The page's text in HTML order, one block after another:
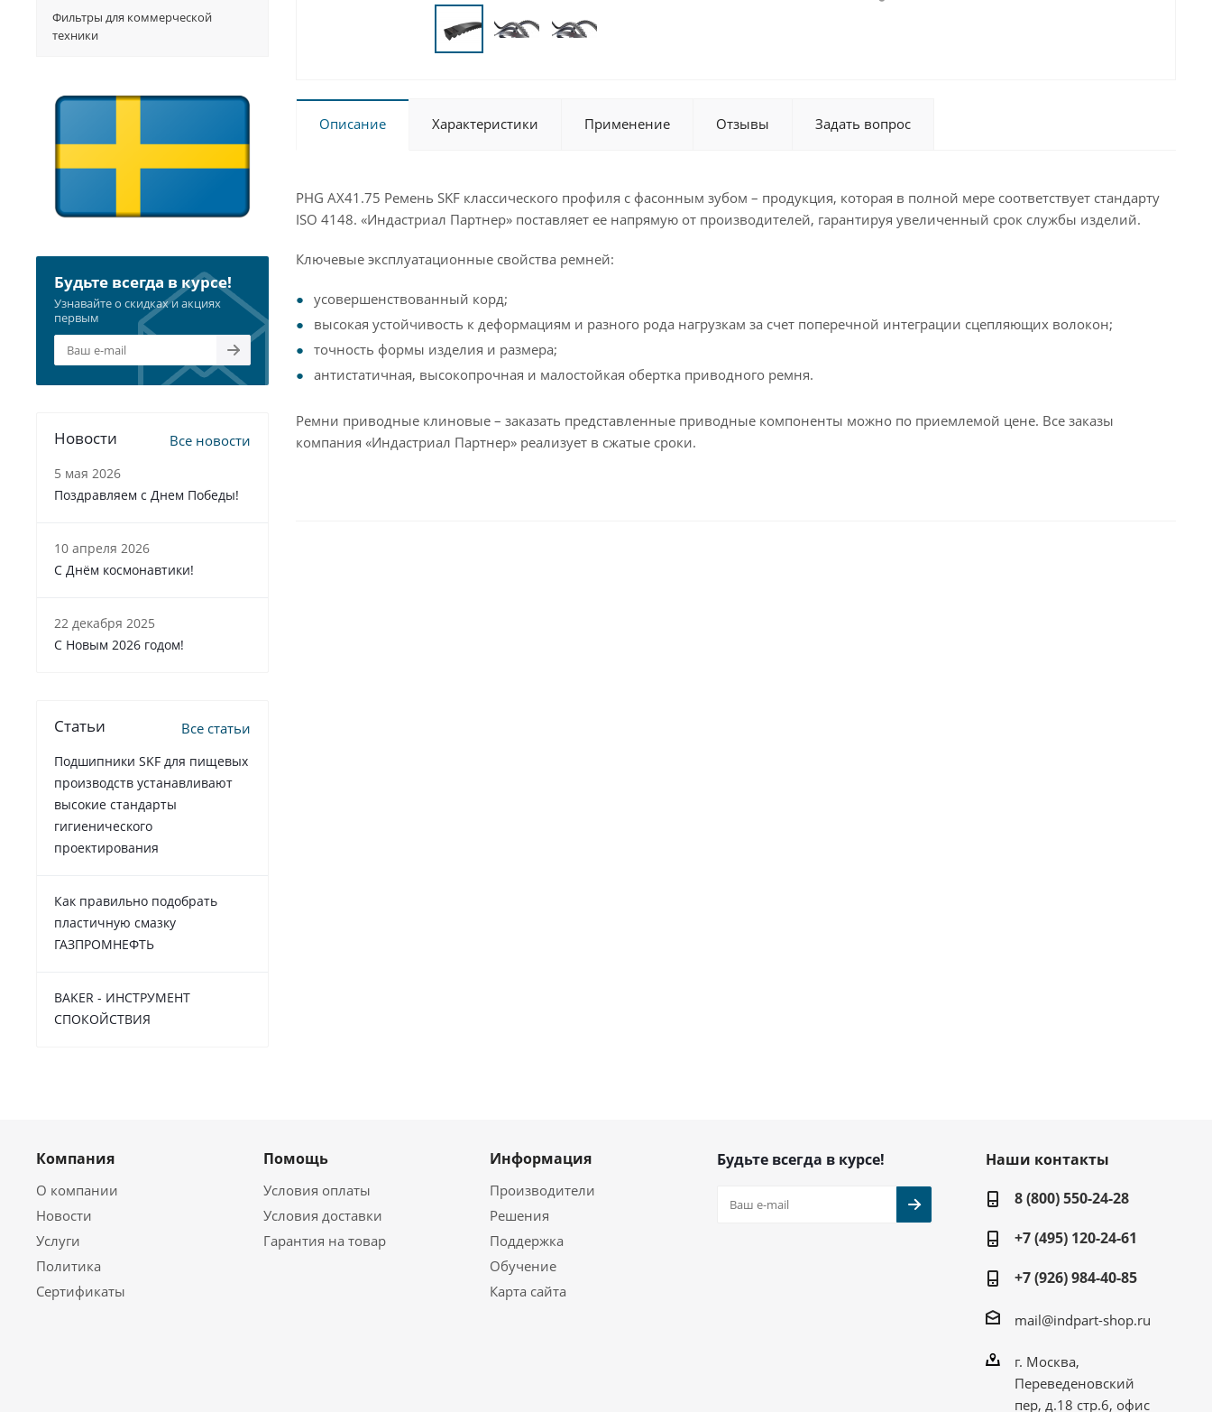
Описание Характеристики Применение Отзывы Задать вопрос
PHG AX41.75 Ремень SKF классического профиля с фасонным зубом – продукция, которая в полной мере соответствует стандарту
ISO 4148. «Индастриал Партнер» поставляет ее напрямую от производителей, гарантируя увеличенный срок службы изделий.
Ключевые эксплуатационные свойства ремней:
усовершенствованный корд;
высокая устойчивость к деформациям и разного рода нагрузкам за счет поперечной интеграции сцепляющих волокон;
точность формы изделия и размера;
антистатичная, высокопрочная и малостойкая обертка приводного ремня.
Ремни приводные клиновые – заказать представленные приводные компоненты можно по приемлемой цене. Все заказы
компания «Индастриал Партнер» реализует в сжатые сроки.
Фильтры для коммерческой
техники
Будьте всегда в курсе!
Узнавайте о скидках и акциях
первым
Новости Все новости
5 мая 2026
Поздравляем с Днем Победы!
10 апреля 2026
С Днём космонавтики!
22 декабря 2025
C Новым 2026 годом!
Статьи Все статьи
Подшипники SKF для пищевых
производств устанавливают
высокие стандарты
гигиенического
проектирования
Как правильно подобрать
пластичную смазку
ГАЗПРОМНЕФТЬ
BAKER - ИНСТРУМЕНТ
СПОКОЙСТВИЯ
Компания
О компании
Новости
Услуги
Политика
Сертификаты
Помощь
Условия оплаты
Условия доставки
Гарантия на товар
Информация
Производители
Решения
Поддержка
Обучение
Карта сайта
Будьте всегда в курсе!
Наши контакты
8 (800) 550-24-28
+7 (495) 120-24-61
+7 (926) 984-40-85
mail@indpart-shop.ru
г. Москва,
Переведеновский
пер, д.18 стр.6, офис